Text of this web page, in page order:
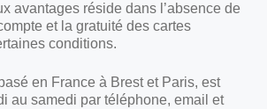
avantages réside dans l’absence de
et la gratuité des cartes
conditions.
en France à Brest et Paris, est
au samedi par téléphone, email et